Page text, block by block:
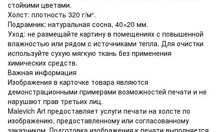
стойкими цветами.
Холст: плотность 320 г/м².
Подрамник: натуральная сосна, 40×20 мм.
Уход: не размещайте картину в помещениях с повышенной
влажностью или рядом с источниками тепла. Для очистки
используйте сухую мягкую ткань без применения
химических средств.
Важная информация
Изображения в карточке товара являются
демонстрационными примерами возможностей печати и не
нарушают прав третьих лиц.
Malevich Art предоставляет услуги печати на холсте по
изображению, предоставленному или согласованному
заказчиком. Подготовка изображения к печати выполняется